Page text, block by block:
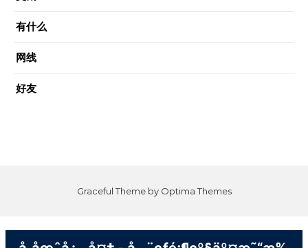
有什么
网线
好友
Graceful Theme by Optima Themes